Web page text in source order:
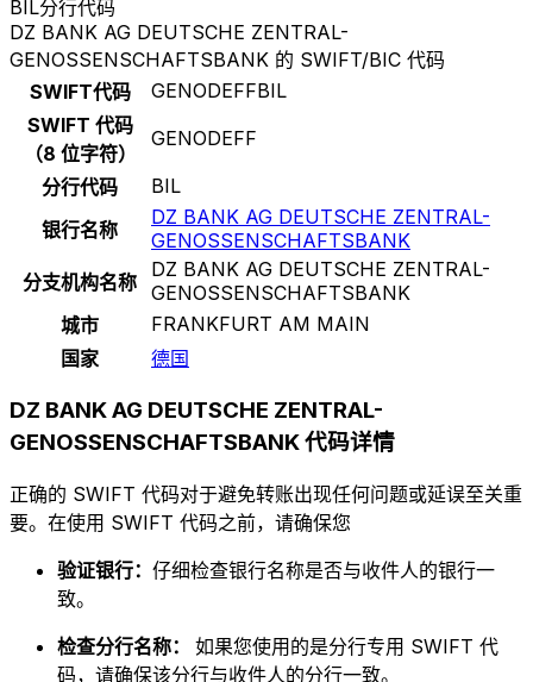
BIL分行代码
DZ BANK AG DEUTSCHE ZENTRAL-
GENOSSENSCHAFTSBANK 的 SWIFT/BIC 代码
SWIFT代码
GENODEFFBIL
SWIFT 代码
（8 位字符）
GENODEFF
分行代码
BIL
银行名称
DZ BANK AG DEUTSCHE ZENTRAL-
GENOSSENSCHAFTSBANK
分支机构名称
DZ BANK AG DEUTSCHE ZENTRAL-
GENOSSENSCHAFTSBANK
城市
FRANKFURT AM MAIN
国家
德国
DZ BANK AG DEUTSCHE ZENTRAL-
GENOSSENSCHAFTSBANK 代码详情
正确的 SWIFT 代码对于避免转账出现任何问题或延误至关重
要。在使用 SWIFT 代码之前，请确保您
验证银行： 仔细检查银行名称是否与收件人的银行一
致。
检查分行名称： 如果您使用的是分行专用 SWIFT 代
码，请确保该分行与收件人的分行一致。